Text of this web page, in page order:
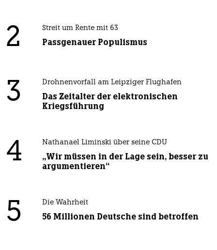
2 Streit um Rente mit 63
Passgenauer Populismus
3 Drohnenvorfall am Leipziger Flughafen
Das Zeitalter der elektronischen
Kriegsführung
4 Nathanael Liminski über seine CDU
„Wir müssen in der Lage sein, besser zu
argumentieren“
5 Die Wahrheit
56 Millionen Deutsche sind betroffen